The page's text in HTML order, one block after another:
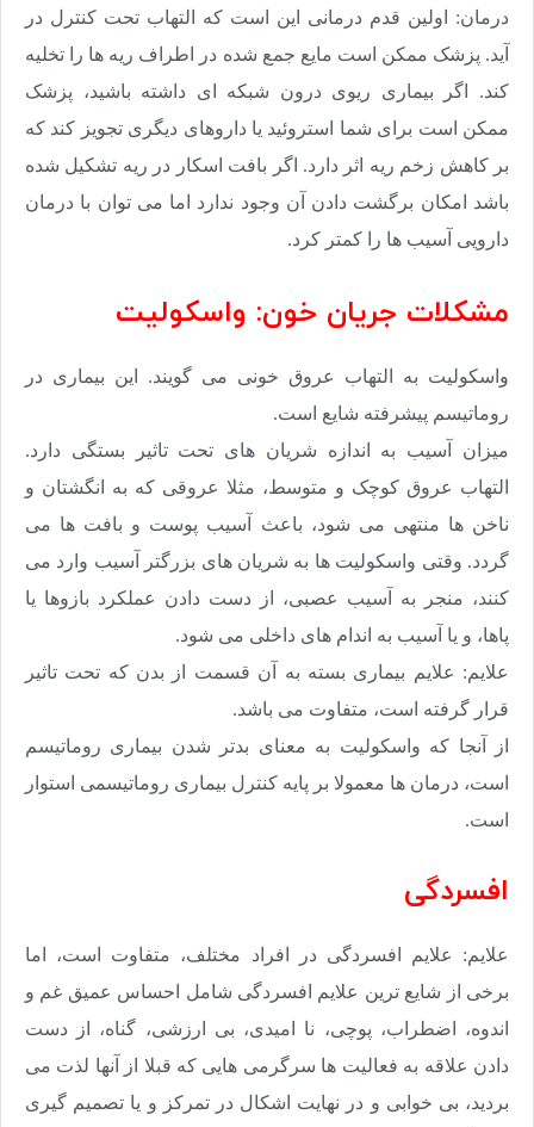
درمان: اولین قدم درمانی این است که التهاب تحت کنترل در
آید. پزشک ممکن است مایع جمع شده در اطراف ریه ها را تخلیه
کند. اگر بیماری ریوی درون شبکه ای داشته باشید، پزشک
ممکن است برای شما استروئید یا داروهای دیگری تجویز کند که
بر کاهش زخم ریه اثر دارد. اگر بافت اسکار در ریه تشکیل شده
باشد امکان برگشت دادن آن وجود ندارد اما می توان با درمان
دارویی آسیب ها را کمتر کرد.
مشکلات جریان خون: واسکولیت
واسکولیت به التهاب عروق خونی می گویند. این بیماری در
روماتیسم پیشرفته شایع است.
میزان آسیب به اندازه شریان های تحت تاثیر بستگی دارد.
التهاب عروق کوچک و متوسط، مثلا عروقی که به انگشتان و
ناخن ها منتهی می شود، باعث آسیب پوست و بافت ها می
گردد. وقتی واسکولیت ها به شریان های بزرگتر آسیب وارد می
کنند، منجر به آسیب عصبی، از دست دادن عملکرد بازوها یا
پاها، و یا آسیب به اندام های داخلی می شود.
علایم: علایم بیماری بسته به آن قسمت از بدن که تحت تاثیر
قرار گرفته است، متفاوت می باشد.
از آنجا که واسکولیت به معنای بدتر شدن بیماری روماتیسم
است، درمان ها معمولا بر پایه کنترل بیماری روماتیسمی استوار
است.
افسردگی
علایم: علایم افسردگی در افراد مختلف، متفاوت است، اما
برخی از شایع ترین علایم افسردگی شامل احساس عمیق غم و
اندوه، اضطراب، پوچی، نا امیدی، بی ارزشی، گناه، از دست
دادن علاقه به فعالیت ها سرگرمی هایی که قبلا از آنها لذت می
بردید، بی خوابی و در نهایت اشکال در تمرکز و یا تصمیم گیری